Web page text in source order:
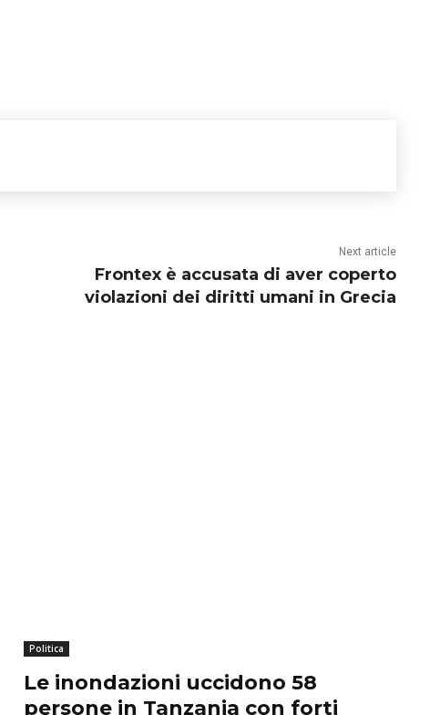
Next article
Frontex è accusata di aver coperto
violazioni dei diritti umani in Grecia
Politica
Le inondazioni uccidono 58
persone in Tanzania con forti